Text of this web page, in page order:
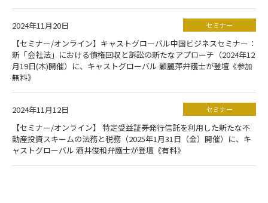
2024年11月20日 セミナー
【セミナー/オンライン】キャストグローバル中国ビジネスセミナー：
新「会社法」における債権回収と訴訟の新たなアプローチ（2024年12
月19日(木)開催）に、キャストグローバル 顧麗萍弁護士が登壇《参加
無料》
2024年11月12日 セミナー
【セミナー/オンライン】 特定受益証券発行信託を利用した新たな不
動産投資スキームの法務と税務（2025年1月31日（金）開催）に、キ
ャストグローバル 酒井俊和弁護士が登壇《有料》